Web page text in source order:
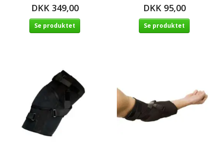
DKK 349,00
Se produktet
DKK 95,00
Se produktet